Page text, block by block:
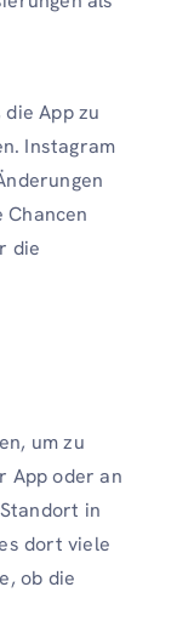
App zu
Instagram
die
um zu
App oder an
in
dort viele
ob die